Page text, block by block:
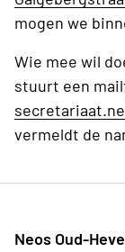
mogen we
Wie mee wil
stuurt een
vermeldt de
Neos Oud-